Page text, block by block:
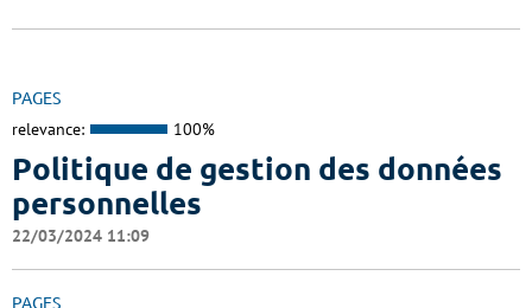
PAGES
relevance: 100%
Politique de gestion des données
personnelles
22/03/2024 11:09
PAGES